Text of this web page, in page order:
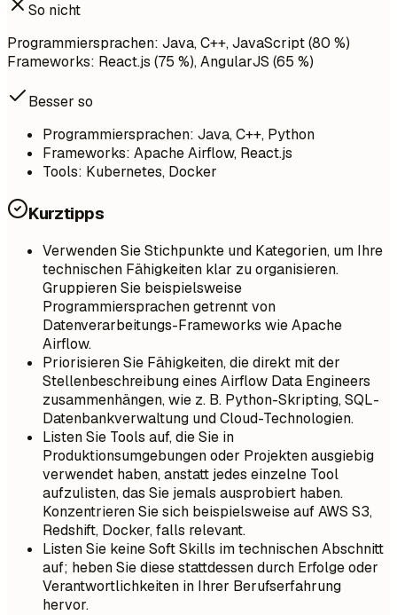
So nicht
Programmiersprachen: Java, C++, JavaScript (80 %)
Frameworks: React.js (75 %), AngularJS (65 %)
Besser so
Programmiersprachen: Java, C++, Python
Frameworks: Apache Airflow, React.js
Tools: Kubernetes, Docker
Kurztipps
Verwenden Sie Stichpunkte und Kategorien, um Ihre
technischen Fähigkeiten klar zu organisieren.
Gruppieren Sie beispielsweise
Programmiersprachen getrennt von
Datenverarbeitungs-Frameworks wie Apache
Airflow.
Priorisieren Sie Fähigkeiten, die direkt mit der
Stellenbeschreibung eines Airflow Data Engineers
zusammenhängen, wie z. B. Python-Skripting, SQL-
Datenbankverwaltung und Cloud-Technologien.
Listen Sie Tools auf, die Sie in
Produktionsumgebungen oder Projekten ausgiebig
verwendet haben, anstatt jedes einzelne Tool
aufzulisten, das Sie jemals ausprobiert haben.
Konzentrieren Sie sich beispielsweise auf AWS S3,
Redshift, Docker, falls relevant.
Listen Sie keine Soft Skills im technischen Abschnitt
auf; heben Sie diese stattdessen durch Erfolge oder
Verantwortlichkeiten in Ihrer Berufserfahrung
hervor.